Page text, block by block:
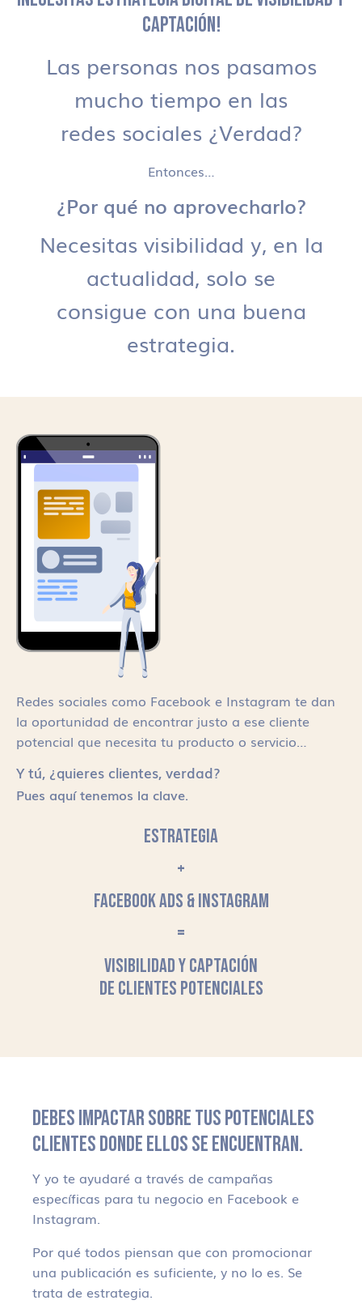
CAPTACIÓN!
Las personas nos pasamos
mucho tiempo en las
redes sociales ¿Verdad?
Entonces…
¿Por qué no aprovecharlo?
Necesitas visibilidad y, en la
actualidad, solo se
consigue con una buena
estrategia.
Redes sociales como Facebook e Instagram te dan
la oportunidad de encontrar justo a ese cliente
potencial que necesita tu producto o servicio…
Y tú, ¿quieres clientes, verdad?
Pues aquí tenemos la clave.
ESTRATEGIA
+
FACEBOOK ADS & INSTAGRAM
=
VISIBILIDAD Y CAPTACIÓN
DE CLIENTES POTENCIALES
DEBES IMPACTAR SOBRE TUS POTENCIALES
CLIENTES DONDE ELLOS SE ENCUENTRAN.
Y yo te ayudaré a través de campañas
específicas para tu negocio en Facebook e
Instagram.
Por qué todos piensan que con promocionar
una publicación es suficiente, y no lo es. Se
trata de estrategia.